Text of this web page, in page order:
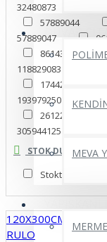
DUVAR
MEVA
32480873
57889044
57889047
86143597
118829083
174423582
193979250
261229401
305944125
MERMER
Mermer
Duvar Kağıdı
STOK DURUMU
Stokta Var
120X300CM BELLA
RULO